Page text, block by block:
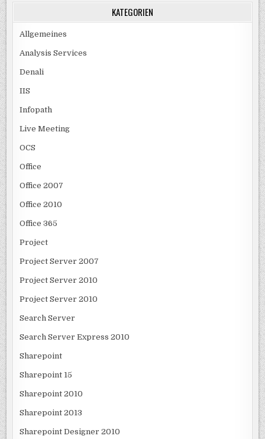
KATEGORIEN
Allgemeines
Analysis Services
Denali
IIS
Infopath
Live Meeting
OCS
Office
Office 2007
Office 2010
Office 365
Project
Project Server 2007
Project Server 2010
Project Server 2010
Search Server
Search Server Express 2010
Sharepoint
Sharepoint 15
Sharepoint 2010
Sharepoint 2013
Sharepoint Designer 2010